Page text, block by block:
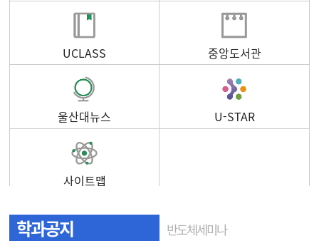
UCLASS 중앙도서관
울산대뉴스 U-STAR
사이트맵
학과공지 반도체세미나